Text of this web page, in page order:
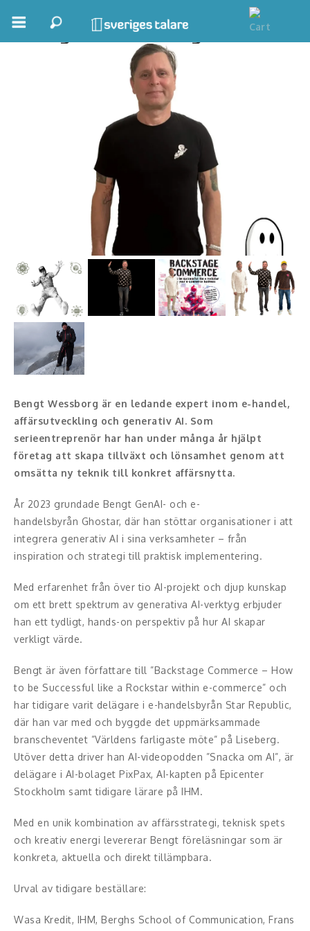
Inspirerande Föreläsare
Personlig utveckling, målsättning
Life Stories & Trivsel
Moderator, konferencier
Moderator
Konferencier
Workshopledare, facilitator
Radio och TV-profiler
Underhållning och event
Event
Ljus och belysning
Komiker
Konst
Middagsunderhållning
Something a Little Different
Underhållning
Affärsnytta
Effektivitet, framgång
Försäljning, marknadsföring, service,
kundfokus
Förändring, organisation,
organisationsutveckling
Bengt Wessborg
Bengt Wessborg är en ledande expert inom e-handel,
affärsutveckling och generativ AI. Som
serieentreprenör har han under många år hjälpt
företag att skapa tillväxt och lönsamhet genom att
omsätta ny teknik till konkret affärsnytta.
År 2023 grundade Bengt GenAI- och e-
handelsbyrån Ghostar, där han stöttar organisationer i att
integrera generativ AI i sina verksamheter – från
inspiration och strategi till praktisk implementering.
Med erfarenhet från över tio AI-projekt och djup kunskap
om ett brett spektrum av generativa AI-verktyg erbjuder
han ett tydligt, hands-on perspektiv på hur AI skapar
verkligt värde.
Bengt är även författare till ”Backstage Commerce – How
to be Successful like a Rockstar within e-commerce” och
har tidigare varit delägare i e-handelsbyrån Star Republic,
där han var med och byggde det uppmärksammade
branscheventet ”Världens farligaste möte” på Liseberg.
Utöver detta driver han AI-videopodden ”Snacka om AI”, är
delägare i AI-bolaget PixPax, AI-kapten på Epicenter
Stockholm samt tidigare lärare på IHM.
Med en unik kombination av affärsstrategi, teknisk spets
och kreativ energi levererar Bengt föreläsningar som är
konkreta, aktuella och direkt tillämpbara.
Urval av tidigare beställare:
Wasa Kredit, IHM, Berghs School of Communication, Frans